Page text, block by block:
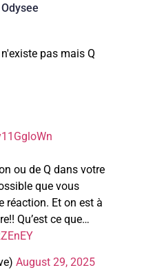
Odysee
pas mais Q
ou de Q dans votre
que vous
réaction. Et on est à
Qu’est ce que…
August 29, 2025